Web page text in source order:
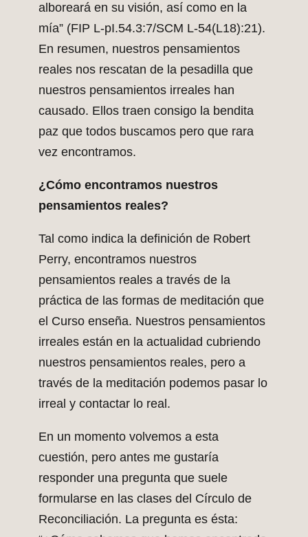
alboreará en su visión, así como en la
mía” (FIP L-pI.54.3:7/SCM L-54(L18):21).
En resumen, nuestros pensamientos
reales nos rescatan de la pesadilla que
nuestros pensamientos irreales han
causado. Ellos traen consigo la bendita
paz que todos buscamos pero que rara
vez encontramos.
¿Cómo encontramos nuestros
pensamientos reales?
Tal como indica la definición de Robert
Perry, encontramos nuestros
pensamientos reales a través de la
práctica de las formas de meditación que
el Curso enseña. Nuestros pensamientos
irreales están en la actualidad cubriendo
nuestros pensamientos reales, pero a
través de la meditación podemos pasar lo
irreal y contactar lo real.
En un momento volvemos a esta
cuestión, pero antes me gustaría
responder una pregunta que suele
formularse en las clases del Círculo de
Reconciliación. La pregunta es ésta: